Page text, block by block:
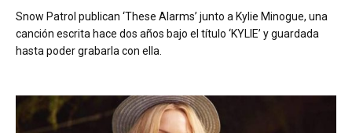
Snow Patrol publican ‘These Alarms’ junto a Kylie Minogue, una
canción escrita hace dos años bajo el título ‘KYLIE’ y guardada
hasta poder grabarla con ella.